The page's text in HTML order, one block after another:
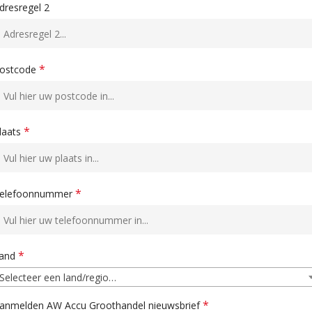
2
*
*
*
*
Selecteer een land/regio…
AW Accu Groothandel nieuwsbrief*